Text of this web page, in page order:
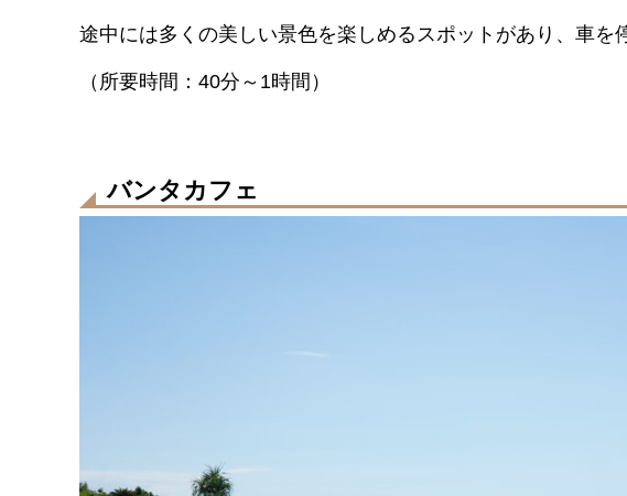
途中には多くの美しい景色を楽しめるスポットがあり、車を
（所要時間： 40分～ 1時間）
バンタカフェ